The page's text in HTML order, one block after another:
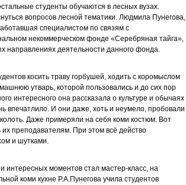
студенты обучаются в лесных вузах.
вопросов лесной тематики. Людмила Пунегова,
специалистом по связям с
некоммерческом фонде «Серебряная тайга»,
направлениях деятельности данного фонда.
косить траву горбушей, ходить с коромыслом
утварь, которой пользовались и до сих пор
интересного она рассказала о культуре и обычаях
впечатлило. И они даже, хоть и неумело, пробовали
Даже примеряли на себя коми костюм. Вот
преподавателям. При этом всё действо
и шутками.
интересных моментов стал мастер-класс, на
коми кухне Р.А.Пунегова учила студентов